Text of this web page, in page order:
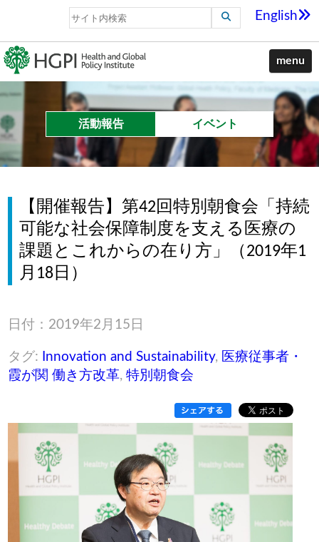
English
menu
活動報告 イベント
【開催報告】第42回特別朝食会「持続
可能な社会保障制度を支える医療の
課題とこれからの在り方」（2019年1
月18日）
日付：2019年2月15日
タグ: Innovation and Sustainability, 医療従事者・
霞が関 働き方改革,特別朝食会